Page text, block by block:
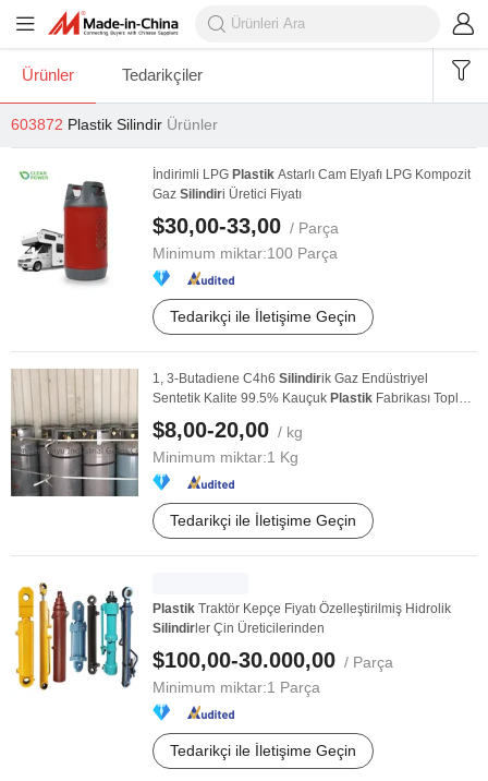
Ürünler Tedarikçiler
603872 Plastik Silindir Ürünler
İndirimli LPG Plastik Astarlı Cam Elyafı LPG Kompozit
Gaz Silindiri Üretici Fiyatı
$30,00-33,00 / Parça
Minimum miktar:100 Parça
Tedarikçi ile İletişime Geçin
1, 3-Butadiene C4h6 Silindirik Gaz Endüstriyel
Sentetik Kalite 99.5% Kauçuk Plastik Fabrikası Toplu
...
$8,00-20,00 / kg
Minimum miktar:1 Kg
Tedarikçi ile İletişime Geçin
Plastik Traktör Kepçe Fiyatı Özelleştirilmiş Hidrolik
Silindir ler Çin Üreticilerinden
$100,00-30.000,00 / Parça
Minimum miktar:1 Parça
Tedarikçi ile İletişime Geçin